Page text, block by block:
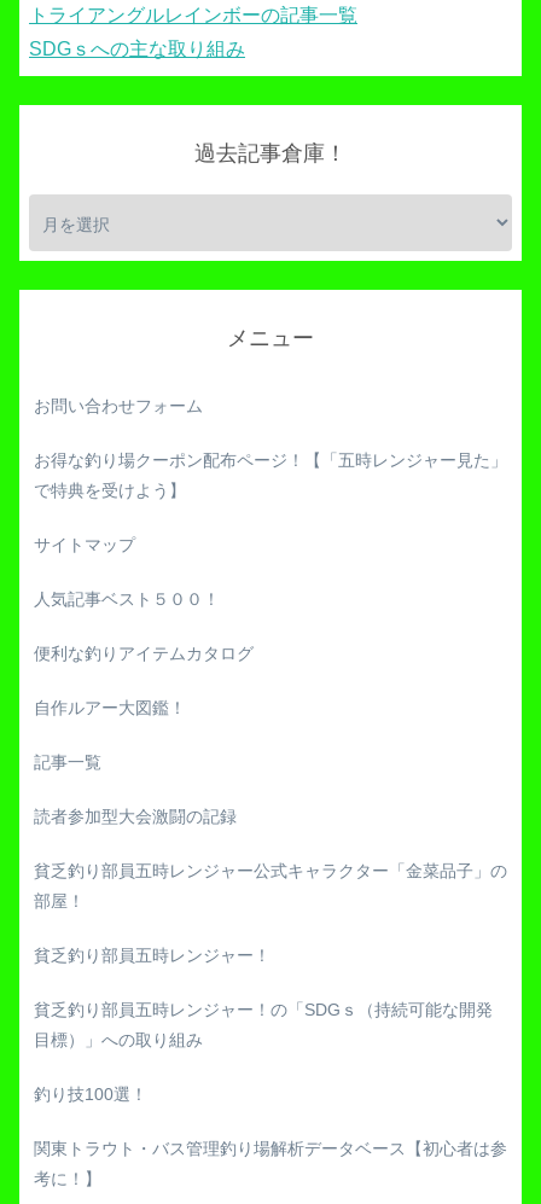
トライアングルレインボーの記事一覧
SDGｓへの主な取り組み
過去記事倉庫！
メニュー
お問い合わせフォーム
お得な釣り場クーポン配布ページ！【「五時レンジャー見た」
で特典を受けよう】
サイトマップ
人気記事ベスト５００！
便利な釣りアイテムカタログ
自作ルアー大図鑑！
記事一覧
読者参加型大会激闘の記録
貧乏釣り部員五時レンジャー公式キャラクター「金菜品子」の
部屋！
貧乏釣り部員五時レンジャー！
貧乏釣り部員五時レンジャー！の「SDGｓ（持続可能な開発
目標）」への取り組み
釣り技100選！
関東トラウト・バス管理釣り場解析データベース【初心者は参
考に！】